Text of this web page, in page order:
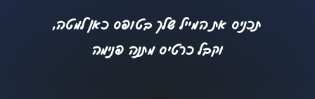
תכניס את המייל שלך בטופס כאן למטה,
וקבל כרטיס מתנה פנימה